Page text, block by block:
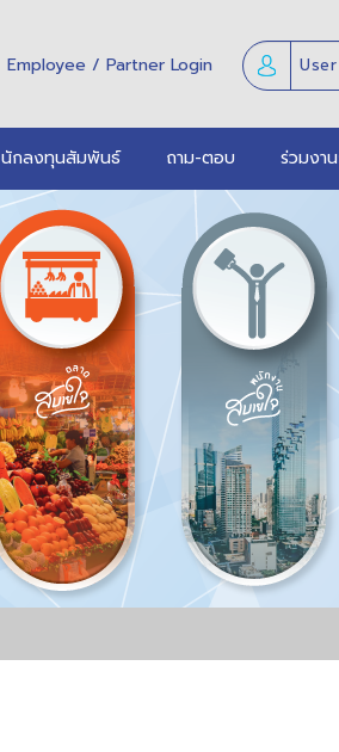
Employee / Partner Login
นักลงทุนสัมพันธ์ ถาม-ตอบ ร่วมงา